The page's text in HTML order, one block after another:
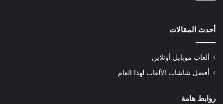
أحدث المقالات
ألعاب موبايل أونلاين
أفضل شاشات الألعاب لهذا العام
روابط هامة